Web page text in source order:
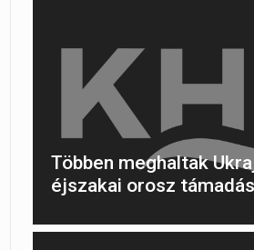
Többen meghaltak
éjszakai orosz